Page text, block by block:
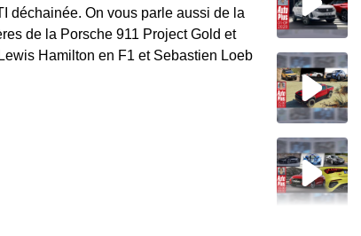
déchainée. On vous parle aussi de la
de la Porsche 911 Project Gold et
Hamilton en F1 et Sebastien Loeb